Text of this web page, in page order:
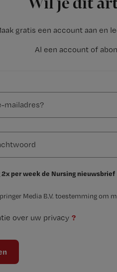
gratis een account aan en
Al een account of
2x per week de Nursing nieuwsbrief
Media B.V. toestemming om
over uw privacy ?